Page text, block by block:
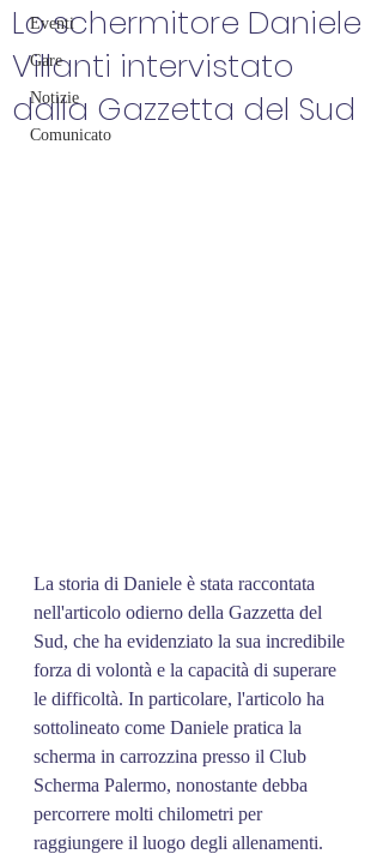
Eventi
Gare
Notizie
Comunicato
Lo schermitore Daniele
Villanti intervistato
dalla Gazzetta del Sud
La storia di Daniele è stata raccontata
nell'articolo odierno della Gazzetta del
Sud, che ha evidenziato la sua incredibile
forza di volontà e la capacità di superare
le difficoltà. In particolare, l'articolo ha
sottolineato come Daniele pratica la
scherma in carrozzina presso il Club
Scherma Palermo, nonostante debba
percorrere molti chilometri per
raggiungere il luogo degli allenamenti.